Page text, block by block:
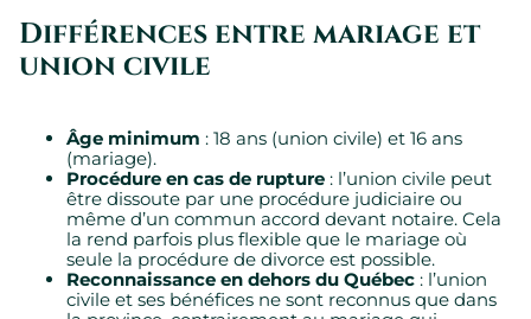
Différences entre mariage et
union civile
Âge minimum : 18 ans (union civile) et 16 ans
(mariage).
Procédure en cas de rupture : l’union civile peut
être dissoute par une procédure judiciaire ou
même d’un commun accord devant notaire. Cela
la rend parfois plus flexible que le mariage où
seule la procédure de divorce est possible.
Reconnaissance en dehors du Québec : l’union
civile et ses bénéfices ne sont reconnus que dans